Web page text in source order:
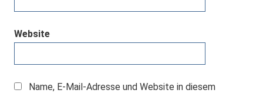
Website
Name, E-Mail-Adresse und Website in diesem